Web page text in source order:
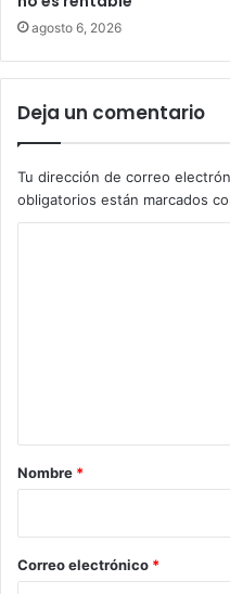
agosto 6, 2026
Deja un comentario
Tu dirección de correo
obligatorios están marcados
r
*
Nombre *
Correo electrónico *